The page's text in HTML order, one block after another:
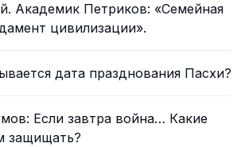
Академик Петриков: «Семейная
цивилизации».
дата празднования Пасхи?
Если завтра война… Какие
защищать?